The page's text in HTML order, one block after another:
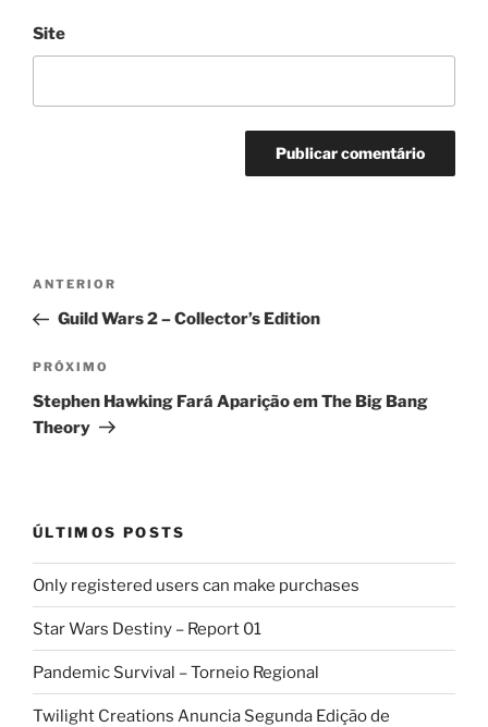
Site
Navegação
Post
Post
anterior
ANTERIOR
Guild Wars 2 – Collector’s Edition
Próximo
post
PRÓXIMO
Stephen Hawking Fará Aparição em The Big Bang
Theory
ÚLTIMOS POSTS
Only registered users can make purchases
Star Wars Destiny – Report 01
Pandemic Survival – Torneio Regional
Twilight Creations Anuncia Segunda Edição de